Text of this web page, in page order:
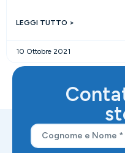
LEGGI TUTTO >
10 Ottobre 2021